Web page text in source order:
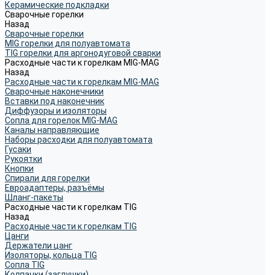
Керамические подкладки
Сварочные горелки
Назад
Сварочные горелки
MIG горелки для полуавтомата
TIG горелки для аргонодуговой сварки
Расходные части к горелкам MIG-MAG
Назад
Расходные части к горелкам MIG-MAG
Сварочные наконечники
Вставки под наконечник
Диффузоры и изоляторы
Сопла для горелок MIG-MAG
Каналы направляющие
Наборы расходки для полуавтомата
Гусаки
Рукоятки
Кнопки
Спирали для горелки
Евроадаптеры, разъёмы
Шланг-пакеты
Расходные части к горелкам TIG
Назад
Расходные части к горелкам TIG
Цанги
Держатели цанг
Изоляторы, кольца TIG
Сопла TIG